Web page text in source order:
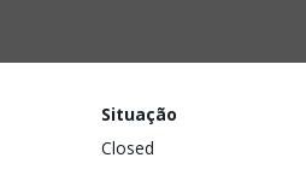
Situação
Closed